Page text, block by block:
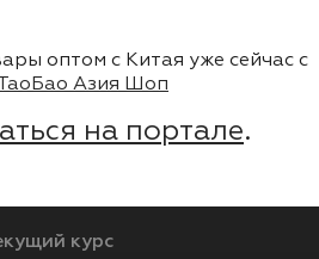
оптом с Китая уже сейчас с
Азия Шоп
на портале.
курс